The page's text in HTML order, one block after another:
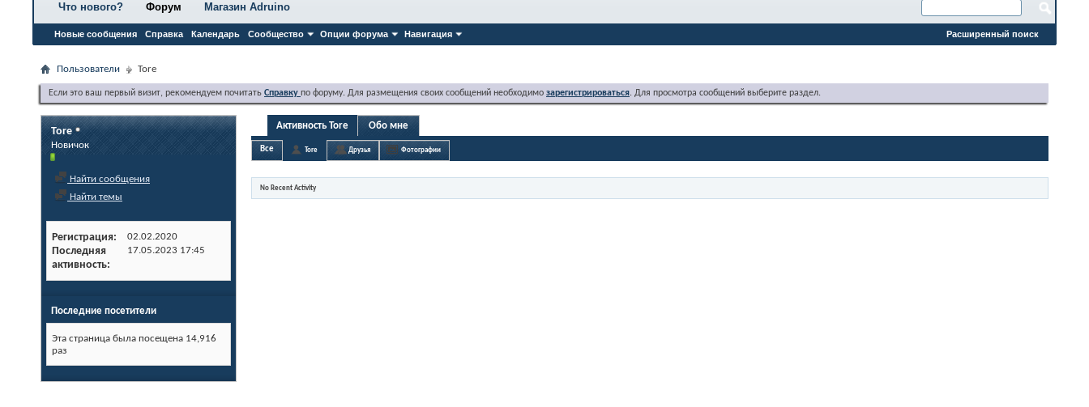
Что нового? Форум
Новые сообщения Справка Календарь Сообщество Опции форума Навигация
Магазин Adruino
Расширенный поиск
Пользователи Tore
Если это ваш первый визит, рекомендуем почитать Справку по форуму. Для размещения своих сообщений необходимо зарегистрироваться. Для просмотра сообщений выберите раздел.
Tore
Новичок
Найти сообщения
Найти темы
Регистрация 02.02.2020
Последняя
активность
17.05.2023 17:45
Последние посетители
Эта страница была посещена 14,916
раз
Активность Tore Обо мне
Все Tore Друзья Фотографии
No Recent Activity